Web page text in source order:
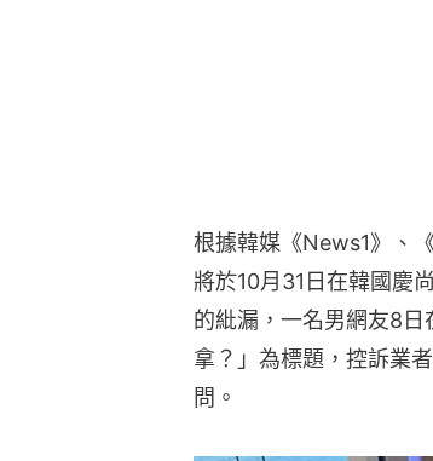
根據韓媒《News1》、
將於10月31日在韓國慶
的紕漏，一名男網友8
拿？」為標題，控訴業
問。